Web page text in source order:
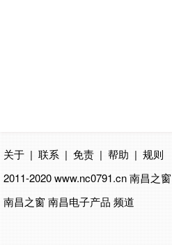
关于 | 联系 | 免责 | 帮助 | 规则
2011-2020 www.nc0791.cn南昌之窗
南昌之窗 南昌电子产品 频道